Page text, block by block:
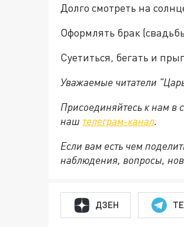
Долго смотреть на
Оформлять брак
Суетиться, бегать и
Уважаемые читатели
Присоединяйтесь к нам в
наш телеграм-канал.
Если вам есть чем
наблюдения, вопросы,
ДЗЕН